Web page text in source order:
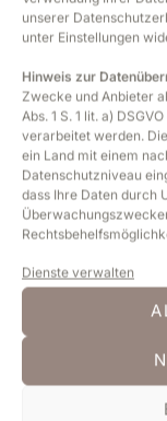
unserer
unter Einstellungen
Hinweis zur
Zwecke und Anbieter
Abs. 1 S. 1 lit. a)
verarbeitet werden.
ein Land mit einem
Datenschutzniveau
dass Ihre Daten durch
Dienste verwalten
Warum
bringt
als
jede
Drogeriecreme